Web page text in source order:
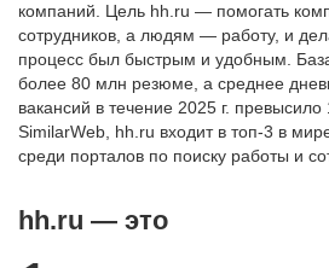
компаний. Цель hh.ru — помогать
сотрудников, а людям — работу, и
процесс был быстрым и удобным.
более 80 млн резюме, а среднее
вакансий в течение 2025 г.
SimilarWeb, hh.ru входит в топ-3 в
среди порталов по поиску работы и
hh.ru — это